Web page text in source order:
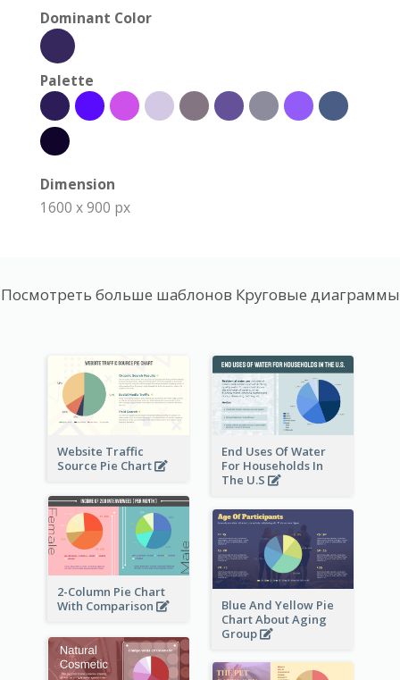
Dominant Color
Palette
Dimension
1600 x 900 px
Посмотреть больше шаблонов Круговые диаграммы
Website Traffic
Source Pie Chart
End Uses Of Water
For Households In
The U.S
2-Column Pie Chart
With Comparison
Blue And Yellow Pie
Chart About Aging
Group